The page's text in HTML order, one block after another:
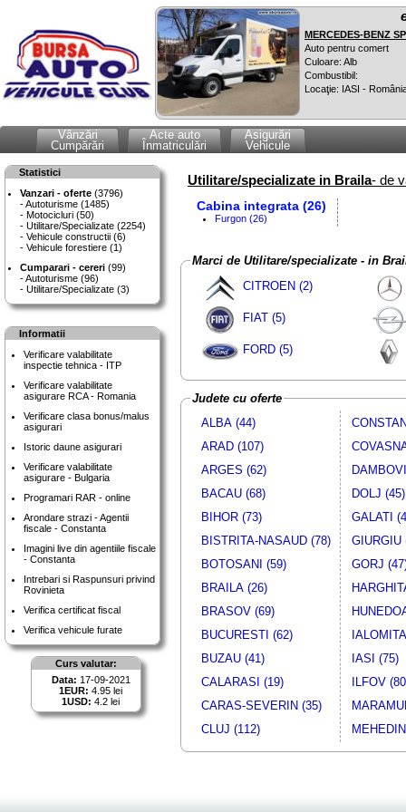
MERCEDES-BENZ
Auto pentru comert
Culoare: Alb
Combustibil:
Locaţie: IASI -
Vânzări
Cumpărări
Acte auto
Înmatriculări
Asigurări
Vehicule
Statistici
Vanzari - oferte (3796)
Autoturisme (1485)
Motocicluri (50)
Utilitare/Specializate (2254)
Vehicule constructii (6)
Vehicule forestiere (1)
Cumparari - cereri (99)
Autoturisme (96)
Utilitare/Specializate (3)
Informatii
Verificare valabilitate
inspectie tehnica - ITP
Verificare valabilitate
asigurare RCA - Romania
Verificare clasa bonus/malus
asigurari
Istoric daune asigurari
Verificare valabilitate
asigurare - Bulgaria
Programari RAR - online
Arondare strazi - Agentii
fiscale - Constanta
Imagini live din agentiile fiscale
- Constanta
Intrebari si Raspunsuri privind
Rovinieta
Verifica certificat fiscal
Verifica vehicule furate
Curs valutar:
Data: 17-09-2021
1EUR: 4.95 lei
1USD: 4.2 lei
Utilitare/specializate in Braila- de
Cabina integrata (26)
Furgon (26)
Marci de Utilitare/specializate - in
CITROEN (2)
FIAT (5)
FORD (5)
Judete cu oferte
ALBA (44)
ARAD (107)
ARGES (62)
BACAU (68)
BIHOR (73)
BISTRITA-NASAUD (78)
BOTOSANI (59)
BRAILA (26)
BRASOV (69)
BUCURESTI (62)
BUZAU (41)
CALARASI (19)
CARAS-SEVERIN (35)
CLUJ (112)
DOLJ (45)
GALATI
GIURGIU
GORJ
IASI (75)
ILFOV